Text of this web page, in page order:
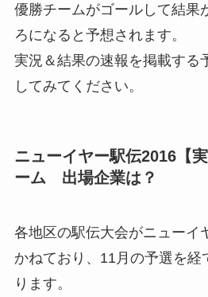
優勝チームがゴールして結果
ろになると予想されます。
実況＆結果の速報を掲載する
してみてください。
ニューイヤー駅伝2016【
ーム 出場企業は？
各地区の駅伝大会がニューイ
かねており、11月の予選を経
ります。